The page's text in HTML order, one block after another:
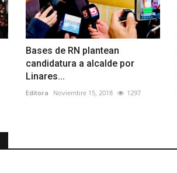
Bases de RN plantean
candidatura a alcalde por
Linares...
Editora Noviembre 15, 2018 1297